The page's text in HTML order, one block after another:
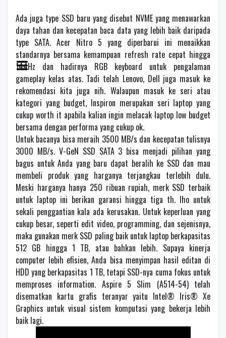
Ada juga type SSD baru yang disebut NVME yang menawarkan
daya tahan dan kecepatan baca data yang lebih baik daripada
type SATA. Acer Nitro 5 yang diperbarui ini menaikkan
standarnya bersama kemampuan refresh rate cepat hingga
144Hz dan hadirnya RGB keyboard untuk pengalaman
gameplay kelas atas. Tadi telah Lenovo, Dell juga masuk ke
rekomendasi kita juga nih. Walaupun masuk ke seri atau
kategori yang budget, Inspiron merupakan seri laptop yang
cukup worth it apabila kalian ingin melacak laptop low budget
bersama dengan performa yang cukup ok.
Untuk bacanya bisa meraih 3500 MB/s dan kecepatan tulisnya
3000 MB/s. V-GeN SSD SATA 3 bisa menjadi pilihan yang
bagus untuk Anda yang baru dapat beralih ke SSD dan mau
membeli produk yang harganya terjangkau terlebih dulu.
Meski harganya hanya 250 ribuan rupiah, merk SSD terbaik
untuk laptop ini berikan garansi hingga tiga th. lho untuk
sekali penggantian kala ada kerusakan. Untuk keperluan yang
cukup besar, seperti edit video, programming, dan sejenisnya,
maka gunakan merk SSD paling baik untuk laptop berkapasitas
512 GB hingga 1 TB, atau bahkan lebih. Supaya kinerja
computer lebih efisien, Anda bisa menyimpan hasil editan di
HDD yang berkapasitas 1 TB, tetapi SSD-nya cuma fokus untuk
memproses information. Aspire 5 Slim (A514-54) telah
disematkan kartu grafis teranyar yaitu Intel® Iris® Xe
Graphics untuk visual sistem komputasi yang bekerja lebih
baik lagi.